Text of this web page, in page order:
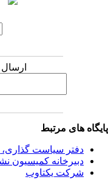
ارسال
های مرتبط
دفتر سیاست گذاری،
دبیرخانه کمیسیون
شرکت یکتاوب